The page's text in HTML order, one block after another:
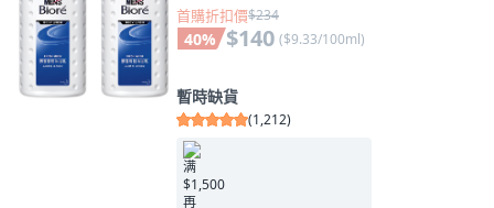
首購折扣價$234
40% $140 ($9.33/100ml)
暫時缺貨
(1,212)